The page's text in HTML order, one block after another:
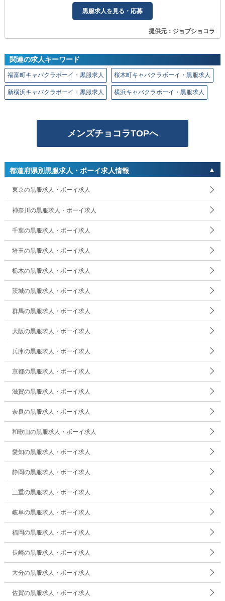
黒服求人を見る・応募
提供元：ジョブショコラ
関連の求人キーワード
福富町キャバクラボーイ・黒服求人 桜木町キャバクラボーイ・黒服求人
新横浜キャバクラボーイ・黒服求人 横浜キャバクラボーイ・黒服求人
メンズチョコラTOPへ
都道府県別黒服求人・ボーイ求人情報
東京の黒服求人・ボーイ求人
神奈川の黒服求人・ボーイ求人
千葉の黒服求人・ボーイ求人
埼玉の黒服求人・ボーイ求人
栃木の黒服求人・ボーイ求人
茨城の黒服求人・ボーイ求人
群馬の黒服求人・ボーイ求人
大阪の黒服求人・ボーイ求人
兵庫の黒服求人・ボーイ求人
京都の黒服求人・ボーイ求人
滋賀の黒服求人・ボーイ求人
奈良の黒服求人・ボーイ求人
和歌山の黒服求人・ボーイ求人
愛知の黒服求人・ボーイ求人
静岡の黒服求人・ボーイ求人
三重の黒服求人・ボーイ求人
岐阜の黒服求人・ボーイ求人
福岡の黒服求人・ボーイ求人
長崎の黒服求人・ボーイ求人
大分の黒服求人・ボーイ求人
佐賀の黒服求人・ボーイ求人